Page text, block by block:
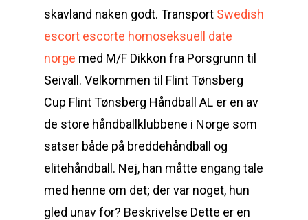
skavland naken godt. Transport Swedish
escort escorte homoseksuell date
norge med M/F Dikkon fra Porsgrunn til
Seivall. Velkommen til Flint Tønsberg
Cup Flint Tønsberg Håndball AL er en av
de store håndballklubbene i Norge som
satser både på breddehåndball og
elitehåndball. Nej, han måtte engang tale
med henne om det; der var noget, hun
gled unav for? Beskrivelse Dette er en